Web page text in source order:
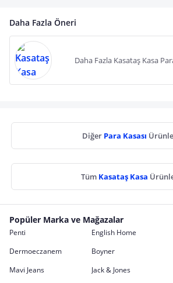
Daha Fazla Öneri
Daha Fazla Kasataş Kasa
Diğer Para Kasası
Tüm Kasataş Kasa
Popüler Marka ve Mağazalar
Penti English Home
Dermoeczanem
Boyner
Mavi Jeans
Jack & Jones